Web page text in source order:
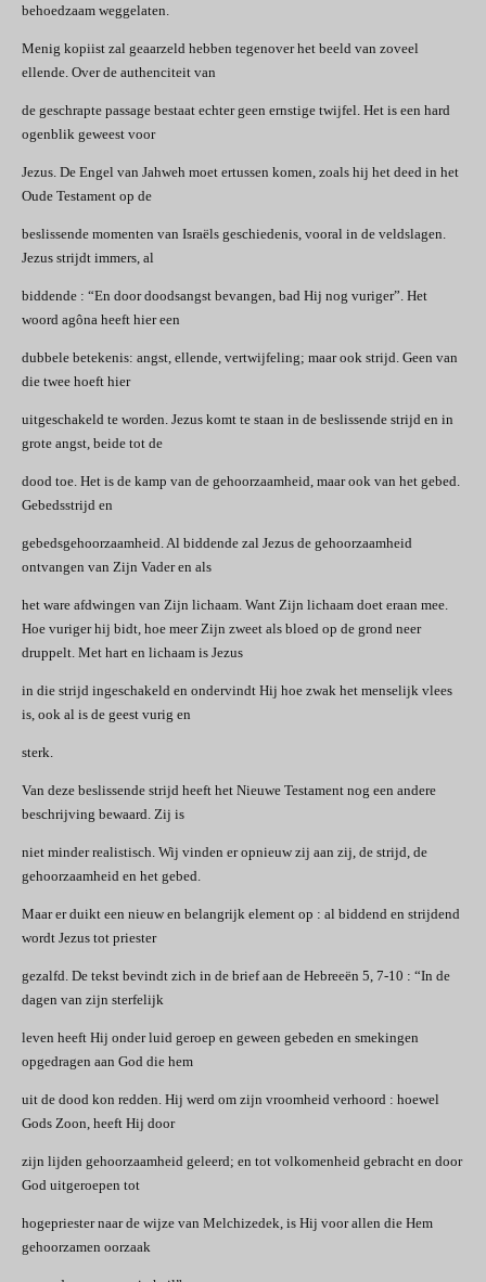
behoedzaam weggelaten.
Menig kopiist zal geaarzeld hebben tegenover het beeld van zoveel
ellende. Over de authenciteit van
de geschrapte passage bestaat echter geen ernstige twijfel. Het is een hard
ogenblik geweest voor
Jezus. De Engel van Jahweh moet ertussen komen, zoals hij het deed in het
Oude Testament op de
beslissende momenten van Israëls geschiedenis, vooral in de veldslagen.
Jezus strijdt immers, al
biddende : “En door doodsangst bevangen, bad Hij nog vuriger”. Het
woord agôna heeft hier een
dubbele betekenis: angst, ellende, vertwijfeling; maar ook strijd. Geen van
die twee hoeft hier
uitgeschakeld te worden. Jezus komt te staan in de beslissende strijd en in
grote angst, beide tot de
dood toe. Het is de kamp van de gehoorzaamheid, maar ook van het gebed.
Gebedsstrijd en
gebedsgehoorzaamheid. Al biddende zal Jezus de gehoorzaamheid
ontvangen van Zijn Vader en als
het ware afdwingen van Zijn lichaam. Want Zijn lichaam doet eraan mee.
Hoe vuriger hij bidt, hoe meer Zijn zweet als bloed op de grond neer
druppelt. Met hart en lichaam is Jezus
in die strijd ingeschakeld en ondervindt Hij hoe zwak het menselijk vlees
is, ook al is de geest vurig en
sterk.
Van deze beslissende strijd heeft het Nieuwe Testament nog een andere
beschrijving bewaard. Zij is
niet minder realistisch. Wij vinden er opnieuw zij aan zij, de strijd, de
gehoorzaamheid en het gebed.
Maar er duikt een nieuw en belangrijk element op : al biddend en strijdend
wordt Jezus tot priester
gezalfd. De tekst bevindt zich in de brief aan de Hebreeën 5, 7-10 : “In de
dagen van zijn sterfelijk
leven heeft Hij onder luid geroep en geween gebeden en smekingen
opgedragen aan God die hem
uit de dood kon redden. Hij werd om zijn vroomheid verhoord : hoewel
Gods Zoon, heeft Hij door
zijn lijden gehoorzaamheid geleerd; en tot volkomenheid gebracht en door
God uitgeroepen tot
hogepriester naar de wijze van Melchizedek, is Hij voor allen die Hem
gehoorzamen oorzaak